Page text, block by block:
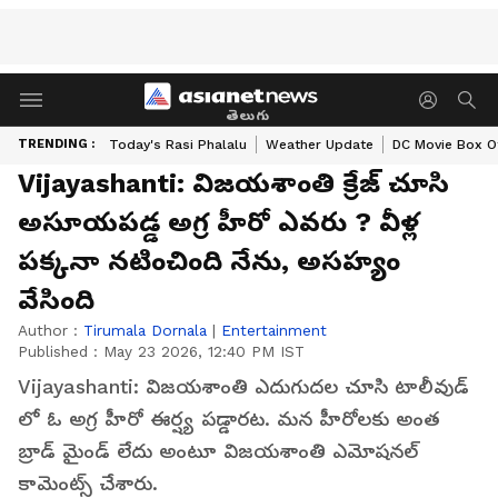
తెలుగు
TRENDING : Today's Rasi Phalalu Weather Update DC Movie Box
Vijayashanti: విజయశాంతి క్రేజ్ చూసి
అసూయపడ్డ అగ్ర హీరో ఎవరు ? వీళ్ల
పక్కనా నటించింది నేను, అసహ్యం
వేసింది
Author : Tirumala Dornala | Entertainment
Published : May 23 2026, 12:40 PM IST
Vijayashanti: విజయశాంతి ఎదుగుదల చూసి టాలీవుడ్
లో ఓ అగ్ర హీరో ఈర్ష్య పడ్డారట. మన హీరోలకు అంత
బ్రాడ్ మైండ్ లేదు అంటూ విజయశాంతి ఎమోషనల్
కామెంట్స్ చేశారు.